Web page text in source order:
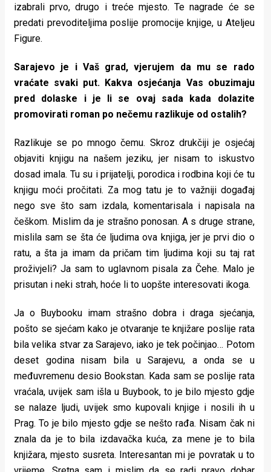
izabrali prvo, drugo i treće mjesto. Te nagrade će se
predati prevoditeljima poslije promocije knjige, u Ateljeu
Figure.
Sarajevo je i Vaš grad, vjerujem da mu se rado
vraćate svaki put. Kakva osjećanja Vas obuzimaju
pred dolaske i je li se ovaj sada kada dolazite
promovirati roman po nečemu razlikuje od ostalih?
Razlikuje se po mnogo čemu. Skroz drukčiji je osjećaj
objaviti knjigu na našem jeziku, jer nisam to iskustvo
dosad imala. Tu su i prijatelji, porodica i rodbina koji će tu
knjigu moći pročitati. Za mog tatu je to važniji događaj
nego sve što sam izdala, komentarisala i napisala na
češkom. Mislim da je strašno ponosan. A s druge strane,
mislila sam se šta će ljudima ova knjiga, jer je prvi dio o
ratu, a šta ja imam da pričam tim ljudima koji su taj rat
proživjeli? Ja sam to uglavnom pisala za Čehe. Malo je
prisutan i neki strah, hoće li to uopšte interesovati ikoga.
Ja o Buybooku imam strašno dobra i draga sjećanja,
pošto se sjećam kako je otvaranje te knjižare poslije rata
bila velika stvar za Sarajevo, iako je tek počinjao… Potom
deset godina nisam bila u Sarajevu, a onda se u
međuvremenu desio Bookstan. Kada sam se poslije rata
vraćala, uvijek sam išla u Buybook, to je bilo mjesto gdje
se nalaze ljudi, uvijek smo kupovali knjige i nosili ih u
Prag. To je bilo mjesto gdje se nešto rađa. Nisam čak ni
znala da je to bila izdavačka kuća, za mene je to bila
knjižara, mjesto susreta. Interesantan mi je povratak u to